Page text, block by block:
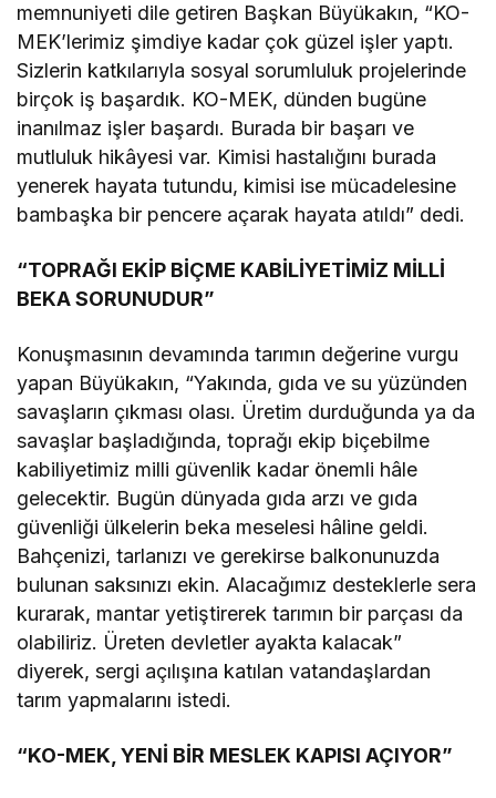
memnuniyeti dile getiren Başkan Büyükakın, “KO-
MEK’lerimiz şimdiye kadar çok güzel işler yaptı.
Sizlerin katkılarıyla sosyal sorumluluk projelerinde
birçok iş başardık. KO-MEK, dünden bugüne
inanılmaz işler başardı. Burada bir başarı ve
mutluluk hikâyesi var. Kimisi hastalığını burada
yenerek hayata tutundu, kimisi ise mücadelesine
bambaşka bir pencere açarak hayata atıldı” dedi.
“TOPRAĞI EKİP BİÇME KABİLİYETİMİZ MİLLİ
BEKA SORUNUDUR”
Konuşmasının devamında tarımın değerine vurgu
yapan Büyükakın, “Yakında, gıda ve su yüzünden
savaşların çıkması olası. Üretim durduğunda ya da
savaşlar başladığında, toprağı ekip biçebilme
kabiliyetimiz milli güvenlik kadar önemli hâle
gelecektir. Bugün dünyada gıda arzı ve gıda
güvenliği ülkelerin beka meselesi hâline geldi.
Bahçenizi, tarlanızı ve gerekirse balkonunuzda
bulunan saksınızı ekin. Alacağımız desteklerle sera
kurarak, mantar yetiştirerek tarımın bir parçası da
olabiliriz. Üreten devletler ayakta kalacak”
diyerek, sergi açılışına katılan vatandaşlardan
tarım yapmalarını istedi.
“KO-MEK, YENİ BİR MESLEK KAPISI AÇIYOR”